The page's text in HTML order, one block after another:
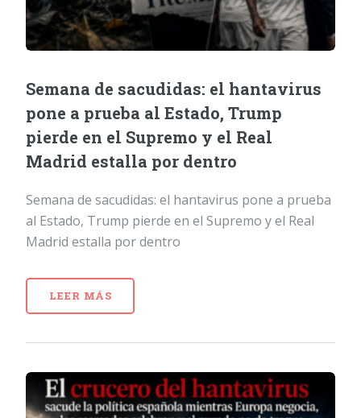
Semana de sacudidas: el hantavirus
pone a prueba al Estado, Trump
pierde en el Supremo y el Real
Madrid estalla por dentro
Semana de sacudidas: el hantavirus pone a prueba
al Estado, Trump pierde en el Supremo y el Real
Madrid estalla por dentro
LEER MÁS